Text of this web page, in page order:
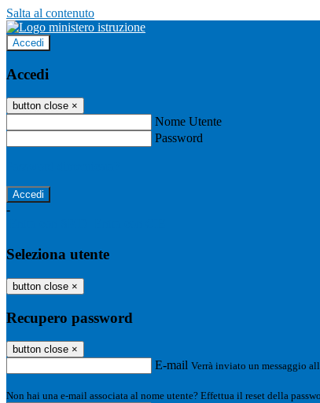
Salta al contenuto
Accedi
Accedi
button close ×
Nome Utente
Password
-
Seleziona utente
button close ×
Recupero password
button close ×
E-mail Verrà inviato un messaggio
Non hai una e-mail associata al nome utente? Effettua il reset della